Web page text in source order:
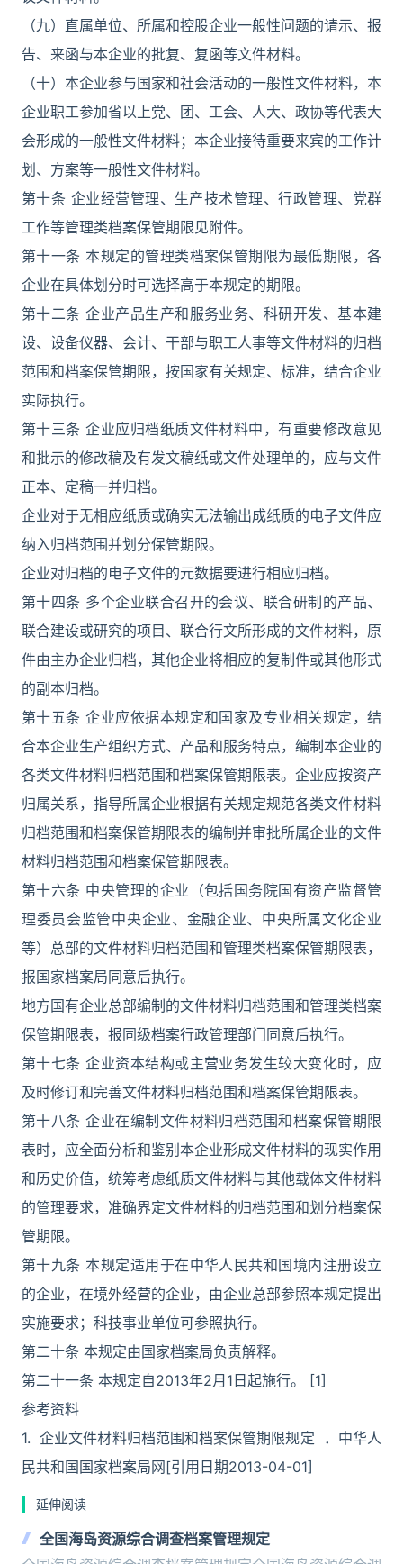
（九）直属单位、所属和控股企业一般性问题的请示、报
告、来函与本企业的批复、复函等文件材料。
（十）本企业参与国家和社会活动的一般性文件材料，本
企业职工参加省以上党、团、工会、人大、政协等代表大
会形成的一般性文件材料；本企业接待重要来宾的工作计
划、方案等一般性文件材料。
第十条 企业经营管理、生产技术管理、行政管理、党群
工作等管理类档案保管期限见附件。
第十一条 本规定的管理类档案保管期限为最低期限，各
企业在具体划分时可选择高于本规定的期限。
第十二条 企业产品生产和服务业务、科研开发、基本建
设、设备仪器、会计、干部与职工人事等文件材料的归档
范围和档案保管期限，按国家有关规定、标准，结合企业
实际执行。
第十三条 企业应归档纸质文件材料中，有重要修改意见
和批示的修改稿及有发文稿纸或文件处理单的，应与文件
正本、定稿一并归档。
企业对于无相应纸质或确实无法输出成纸质的电子文件应
纳入归档范围并划分保管期限。
企业对归档的电子文件的元数据要进行相应归档。
第十四条 多个企业联合召开的会议、联合研制的产品、
联合建设或研究的项目、联合行文所形成的文件材料，原
件由主办企业归档，其他企业将相应的复制件或其他形式
的副本归档。
第十五条 企业应依据本规定和国家及专业相关规定，结
合本企业生产组织方式、产品和服务特点，编制本企业的
各类文件材料归档范围和档案保管期限表。企业应按资产
归属关系，指导所属企业根据有关规定规范各类文件材料
归档范围和档案保管期限表的编制并审批所属企业的文件
材料归档范围和档案保管期限表。
第十六条 中央管理的企业（包括国务院国有资产监督管
理委员会监管中央企业、金融企业、中央所属文化企业
等）总部的文件材料归档范围和管理类档案保管期限表，
报国家档案局同意后执行。
地方国有企业总部编制的文件材料归档范围和管理类档案
保管期限表，报同级档案行政管理部门同意后执行。
第十七条 企业资本结构或主营业务发生较大变化时，应
及时修订和完善文件材料归档范围和档案保管期限表。
第十八条 企业在编制文件材料归档范围和档案保管期限
表时，应全面分析和鉴别本企业形成文件材料的现实作用
和历史价值，统筹考虑纸质文件材料与其他载体文件材料
的管理要求，准确界定文件材料的归档范围和划分档案保
管期限。
第十九条 本规定适用于在中华人民共和国境内注册设立
的企业，在境外经营的企业，由企业总部参照本规定提出
实施要求；科技事业单位可参照执行。
第二十条 本规定由国家档案局负责解释。
第二十一条 本规定自2013年2月1日起施行。 [1]
参考资料
1. 企业文件材料归档范围和档案保管期限规定 ．中华人
民共和国国家档案局网[引用日期2013-04-01]
延伸阅读
全国海岛资源综合调查档案管理规定